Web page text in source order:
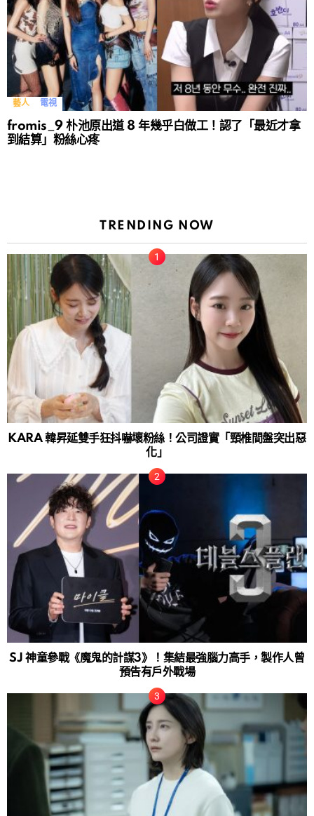
藝人 電視
fromis_9 朴池原出道 8 年幾乎白做工！認了「最近才拿
到結算」粉絲心疼
TRENDING NOW
KARA 韓昇延雙手狂抖嚇壞粉絲！公司證實「頸椎間盤突出惡
化」
SJ 神童參戰《魔鬼的計謀3》！集結最強腦力高手，製作人曾
預告有戶外戰場